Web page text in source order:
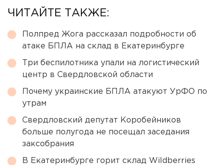
ЧИТАЙТЕ ТАКЖЕ:
Полпред Жога рассказал подробности об
атаке БПЛА на склад в Екатеринбурге
Три беспилотника упали на логистический
центр в Свердловской области
Почему украинские БПЛА атакуют УрФО по
утрам
Свердловский депутат Коробейников
больше полугода не посещал заседания
заксобрания
В Екатеринбурге горит склад Wildberries